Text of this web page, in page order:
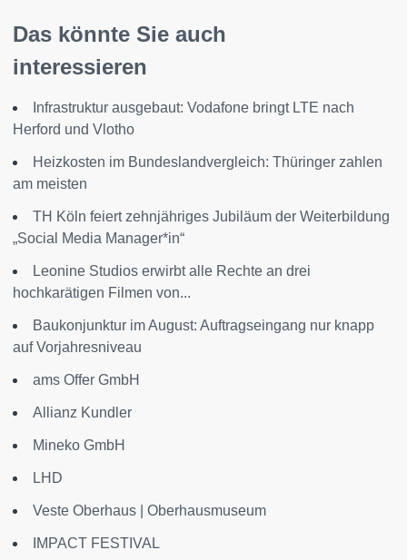
Das könnte Sie auch
interessieren
Infrastruktur ausgebaut: Vodafone bringt LTE nach
Herford und Vlotho
Heizkosten im Bundeslandvergleich: Thüringer zahlen
am meisten
TH Köln feiert zehnjähriges Jubiläum der Weiterbildung
„Social Media Manager*in“
Leonine Studios erwirbt alle Rechte an drei
hochkarätigen Filmen von...
Baukonjunktur im August: Auftragseingang nur knapp
auf Vorjahresniveau
ams Offer GmbH
Allianz Kundler
Mineko GmbH
LHD
Veste Oberhaus | Oberhausmuseum
IMPACT FESTIVAL